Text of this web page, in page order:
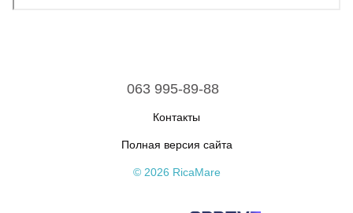
063 995-89-88
Контакты
Полная версия сайта
© 2026 RicaMare